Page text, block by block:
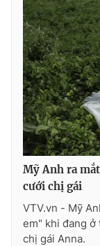
® Cấm sao chép
thuận bằng văn
thông tin từ
Mỹ Anh ra
cưới chị gái
VTV.vn - Mỹ
em" khi đang ở
chị gái Anna.